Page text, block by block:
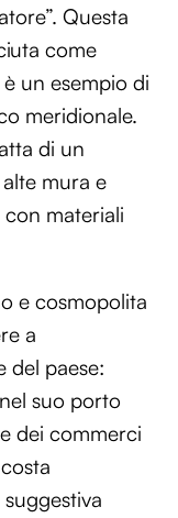
Questa
come
un esempio di
meridionale.
di un
mura e
materiali
e cosmopolita
a
del paese:
suo porto
dei commerci